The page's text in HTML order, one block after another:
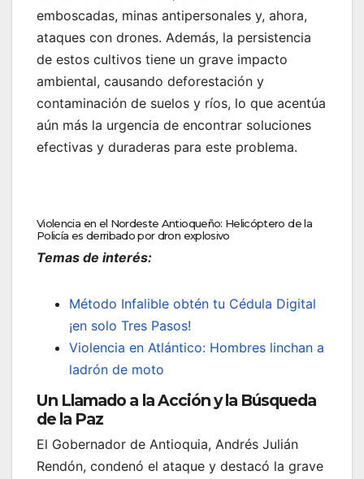
emboscadas, minas antipersonales y, ahora,
ataques con drones. Además, la persistencia
de estos cultivos tiene un grave impacto
ambiental, causando deforestación y
contaminación de suelos y ríos, lo que acentúa
aún más la urgencia de encontrar soluciones
efectivas y duraderas para este problema.
Violencia en el Nordeste Antioqueño: Helicóptero de la
Policía es derribado por dron explosivo
Temas de interés:
Método Infalible obtén tu Cédula Digital
¡en solo Tres Pasos!
Violencia en Atlántico: Hombres linchan a
ladrón de moto
Un Llamado a la Acción y la Búsqueda
de la Paz
El Gobernador de Antioquia, Andrés Julián
Rendón, condenó el ataque y destacó la grave